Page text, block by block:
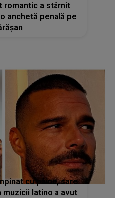
romantic a stârnit
anchetă penală pe
cu pâine, sare
muzicii latino a avut